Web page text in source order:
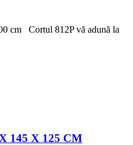
cm Cortul 812P vă adună la
145 X 125 CM